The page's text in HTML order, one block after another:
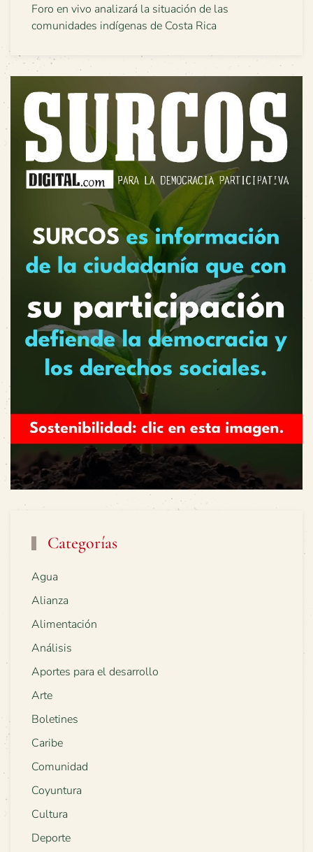
Foro en vivo analizará la situación de las
comunidades indígenas de Costa Rica
Categorías
Agua
Alianza
Alimentación
Análisis
Aportes para el desarrollo
Arte
Boletines
Caribe
Comunidad
Coyuntura
Cultura
Deporte